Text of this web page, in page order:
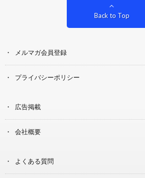
Back to Top
メルマガ会員登録
プライバシーポリシー
広告掲載
会社概要
よくある質問